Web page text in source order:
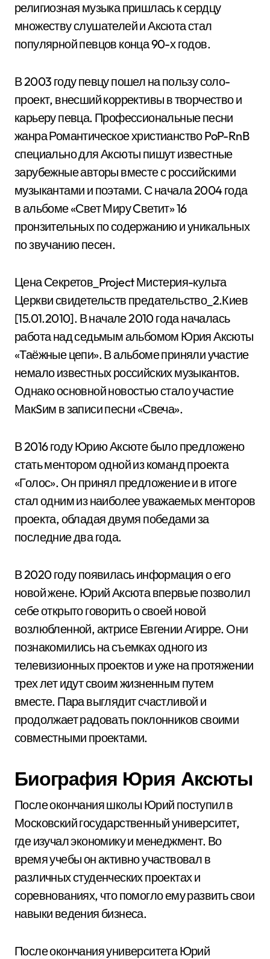
религиозная музыка пришлась к сердцу
множеству слушателей и Аксюта стал
популярной певцов конца 90-х годов.
В 2003 году певцу пошел на пользу соло-
проект, внесший коррективы в творчество и
карьеру певца. Профессиональные песни
жанра Романтическое христианство PoP-RnB
специально для Аксюты пишут известные
зарубежные авторы вместе с российскими
музыкантами и поэтами. С начала 2004 года
в альбоме «Свет Миру Cветит» 16
пронзительных по содержанию и уникальных
по звучанию песен.
Цена Секретов_Project Мистерия-культа
Церкви свидетельств предательство_2.Киев
[15.01.2010]. В начале 2010 года началась
работа над седьмым альбомом Юрия Аксюты
«Таёжные цепи». В альбоме приняли участие
немало известных российских музыкантов.
Однако основной новостью стало участие
МакSим в записи песни «Свеча».
В 2016 году Юрию Аксюте было предложено
стать ментором одной из команд проекта
«Голос». Он принял предложение и в итоге
стал одним из наиболее уважаемых менторов
проекта, обладая двумя победами за
последние два года.
В 2020 году появилась информация о его
новой жене. Юрий Аксюта впервые позволил
себе открыто говорить о своей новой
возлюбленной, актрисе Евгении Агирре. Они
познакомились на съемках одного из
телевизионных проектов и уже на протяжении
трех лет идут своим жизненным путем
вместе. Пара выглядит счастливой и
продолжает радовать поклонников своими
совместными проектами.
Биография Юрия Аксюты
После окончания школы Юрий поступил в
Московский государственный университет,
где изучал экономику и менеджмент. Во
время учебы он активно участвовал в
различных студенческих проектах и
соревнованиях, что помогло ему развить свои
навыки ведения бизнеса.
После окончания университета Юрий